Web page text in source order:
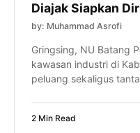
Diajak Siapkan
by: Muhammad Asrofi
Gringsing, NU Batang
kawasan industri di
peluang sekaligus
melalui kunjungan
2 Min Read